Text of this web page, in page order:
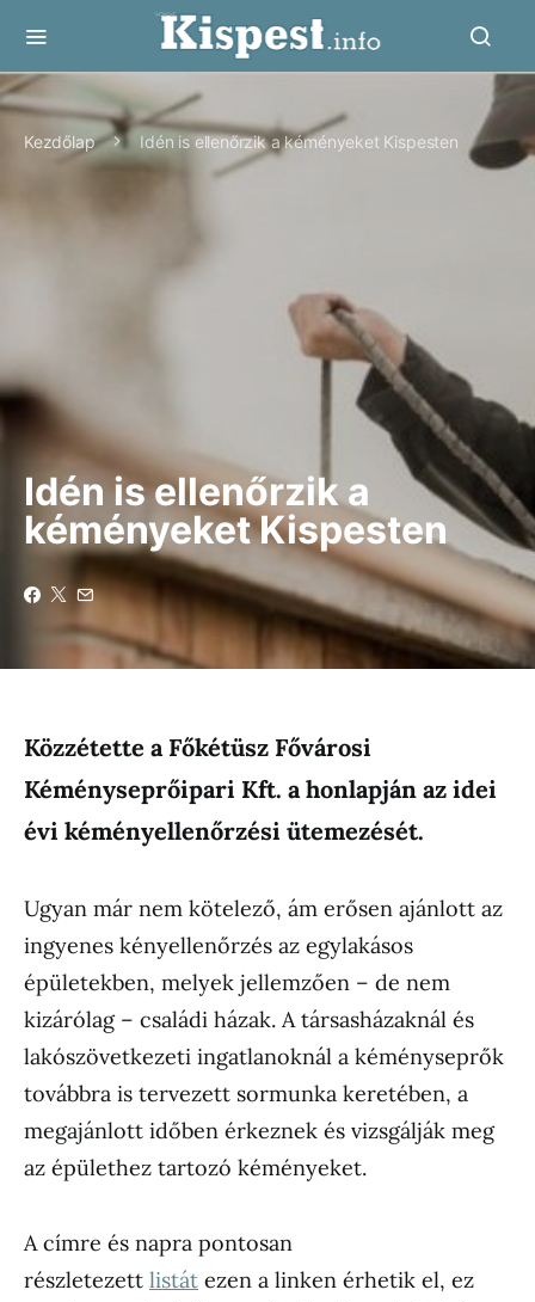
Kezdőlap Idén is ellenőrzik a kéményeket Kispesten
Idén is ellenőrzik a
kéményeket Kispesten
Közzétette a Főkétüsz Fővárosi
Kéményseprőipari Kft. a honlapján az idei
évi kéményellenőrzési ütemezését.
Ugyan már nem kötelező, ám erősen ajánlott az
ingyenes kényellenőrzés az egylakásos
épületekben, melyek jellemzően – de nem
kizárólag – családi házak. A társasházaknál és
lakószövetkezeti ingatlanoknál a kéményseprők
továbbra is tervezett sormunka keretében, a
megajánlott időben érkeznek és vizsgálják meg
az épülethez tartozó kéményeket.
A címre és napra pontosan
részletezett listát ezen a linken érhetik el, ez